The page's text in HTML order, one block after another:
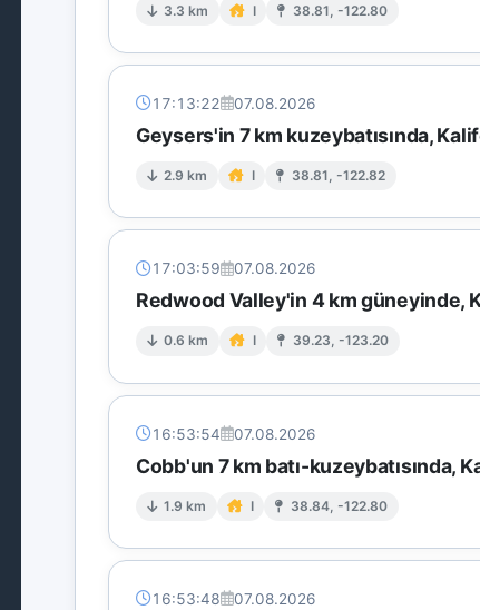
3.3 km I 38.81, -122.80
17:13:22 07.08.2026
Geysers'in 7 km kuzeybatısında,
2.9 km I 38.81, -122.82
17:03:59 07.08.2026
Redwood Valley'in 4 km güneyinde,
0.6 km I 39.23, -123.20
16:53:54 07.08.2026
Cobb'un 7 km batı-kuzeybatısında,
1.9 km I 38.84, -122.80
16:53:48 07.08.2026